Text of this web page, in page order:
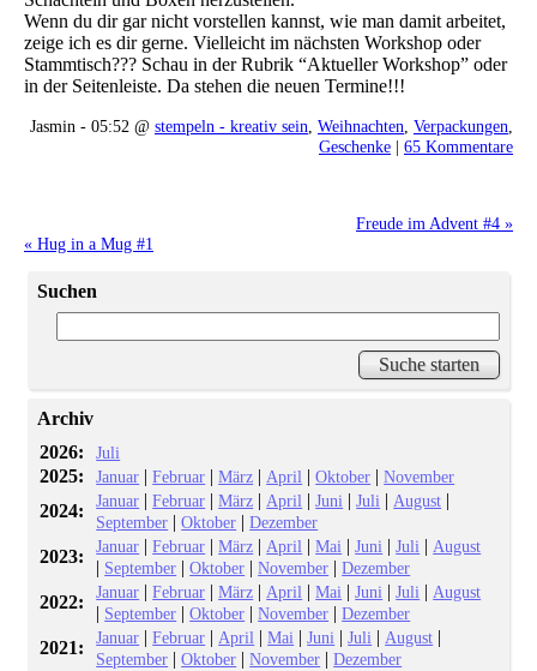
Wenn du dir gar nicht vorstellen kannst, wie man damit arbeitet,
zeige ich es dir gerne. Vielleicht im nächsten Workshop oder
Stammtisch??? Schau in der Rubrik “Aktueller Workshop” oder
in der Seitenleiste. Da stehen die neuen Termine!!!
Jasmin - 05:52 @ stempeln - kreativ sein, Weihnachten, Verpackungen,
Geschenke | 65 Kommentare
Freude im Advent #4 »
« Hug in a Mug #1
Suchen
Archiv
2026:
Juli
2025: Januar |Februar |März | April |Oktober |November
2024: Januar |Februar |März | April |Juni |Juli | August |
September |Oktober |Dezember
2023: Januar |Februar |März | April |Mai |Juni |Juli | August
| September |Oktober |November |Dezember
2022: Januar |Februar |März | April |Mai |Juni |Juli | August
| September |Oktober |November |Dezember
2021: Januar |Februar | April |Mai |Juni |Juli | August |
September |Oktober |November |Dezember